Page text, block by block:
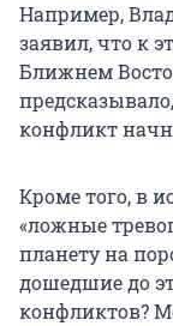
Например,
заявил, что к
Ближнем
конфликт
Кроме того, в
«ложные
планету на
дошедшие до
конфликтов?